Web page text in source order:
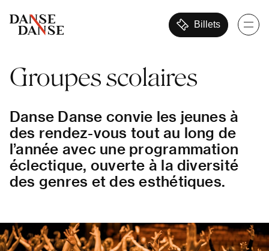
Billets
Groupesscolaires
Danse Danse convie les jeunes à
des rendez-vous tout au long de
l’année avec une programmation
éclectique, ouverte à la diversité
des genres et des esthétiques.